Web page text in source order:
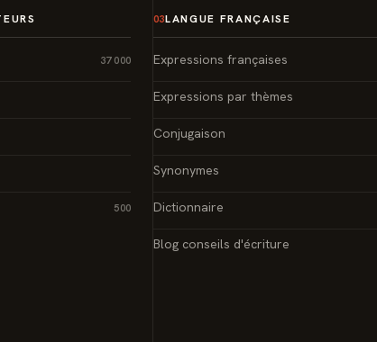
37 000
500
03LANGUE FRANÇAISE
Expressions françaises
Expressions par thèmes
Conjugaison
Synonymes
Dictionnaire
Blog conseils d'écriture